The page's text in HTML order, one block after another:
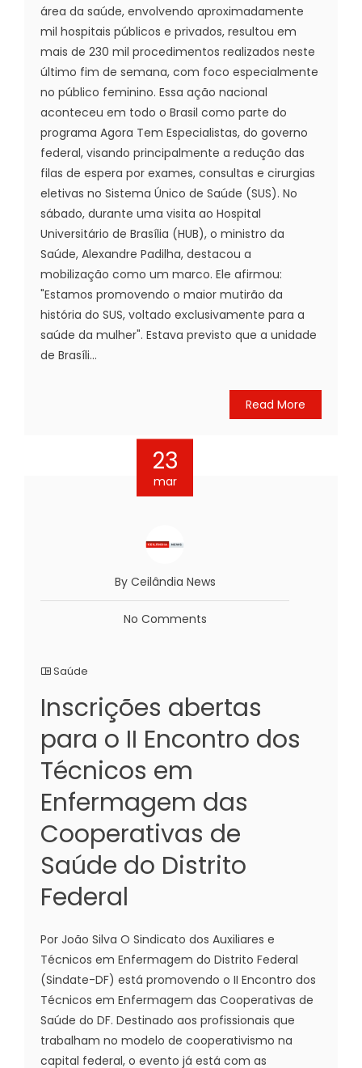
área da saúde, envolvendo aproximadamente
mil hospitais públicos e privados, resultou em
mais de 230 mil procedimentos realizados neste
último fim de semana, com foco especialmente
no público feminino. Essa ação nacional
aconteceu em todo o Brasil como parte do
programa Agora Tem Especialistas, do governo
federal, visando principalmente a redução das
filas de espera por exames, consultas e cirurgias
eletivas no Sistema Único de Saúde (SUS). No
sábado, durante uma visita ao Hospital
Universitário de Brasília (HUB), o ministro da
Saúde, Alexandre Padilha, destacou a
mobilização como um marco. Ele afirmou:
"Estamos promovendo o maior mutirão da
história do SUS, voltado exclusivamente para a
saúde da mulher". Estava previsto que a unidade
de Brasíli...
Read More
23
mar
By Ceilândia News
No Comments
Saúde
Inscrições abertas
para o II Encontro dos
Técnicos em
Enfermagem das
Cooperativas de
Saúde do Distrito
Federal
Por João Silva O Sindicato dos Auxiliares e
Técnicos em Enfermagem do Distrito Federal
(Sindate-DF) está promovendo o II Encontro dos
Técnicos em Enfermagem das Cooperativas de
Saúde do DF. Destinado aos profissionais que
trabalham no modelo de cooperativismo na
capital federal, o evento já está com as